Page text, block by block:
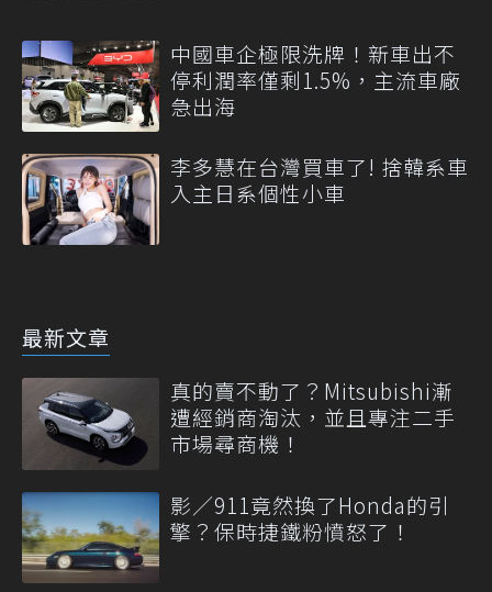
中國車企極限洗牌！新車出不
停利潤率僅剩1.5%，主流車廠
急出海
李多慧在台灣買車了! 捨韓系車
入主日系個性小車
最新文章
真的賣不動了？Mitsubishi漸
遭經銷商淘汰，並且專注二手
市場尋商機！
影／911竟然換了Honda的引
擎？保時捷鐵粉憤怒了！